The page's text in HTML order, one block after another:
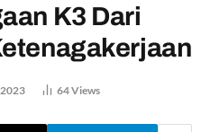
K3 Dari
64Views